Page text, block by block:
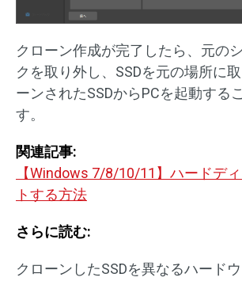
クローン作成が完了したら、元の
クを取り外し、SSDを元の場所に
ーンされたSSDからPCを起動する
す。
関連記事:
【Windows 7/8/10/11】ハードデ
トする方法
さらに読む:
クローンしたSSDを異なるハード